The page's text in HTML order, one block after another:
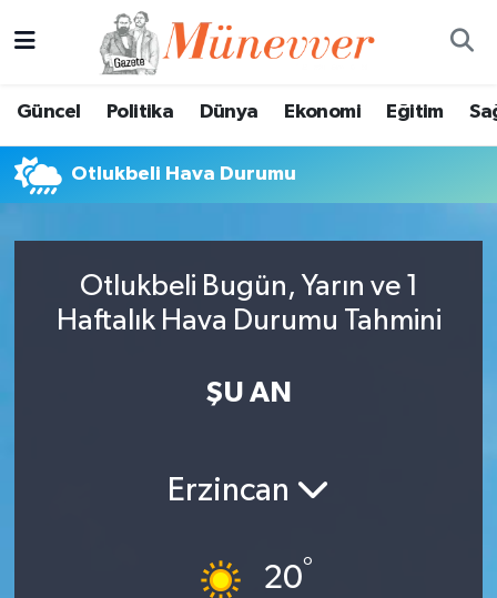
Güncel Politika Dünya Ekonomi Eğitim
Otlukbeli Hava Durumu
Otlukbeli Bugün, Yarın ve 1
Haftalık Hava Durumu Tahmini
ŞU AN
Erzincan
20°
Eğitim
Tüm Manşetler